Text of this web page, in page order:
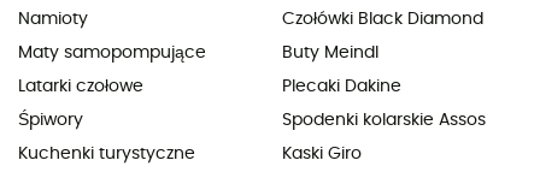
Namioty
Maty samopompujące
Latarki czołowe
Śpiwory
Kuchenki turystyczne
Czołówki Black Diamond
Buty Meindl
Plecaki Dakine
Spodenki kolarskie Assos
Kaski Giro